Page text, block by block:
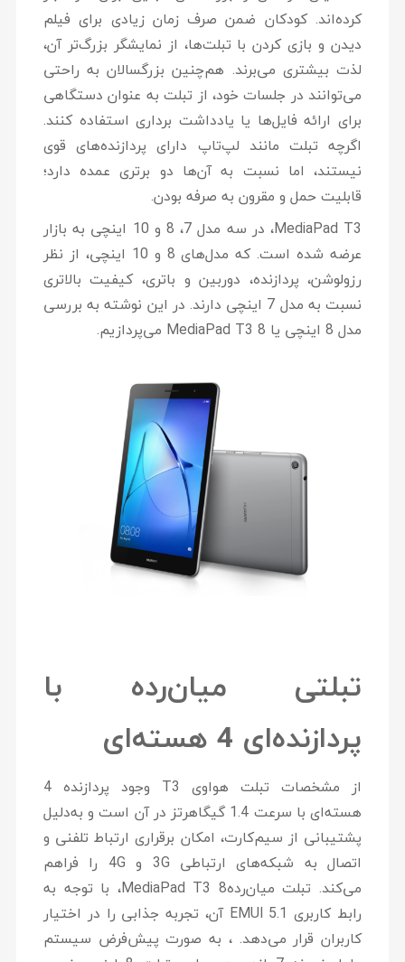
کرده‌اند. کودکان ضمن صرف زمان زیادی برای فیلم
دیدن و بازی کردن با تبلت‌ها، از نمایشگر بزرگ‌تر آن،
لذت بیشتری می‌برند. هم‌چنین بزرگسالان به راحتی
می‌توانند در جلسات خود، از تبلت به عنوان دستگاهی
برای ارائه فایل‌ها یا یادداشت برداری استفاده کنند.
اگرچه تبلت‌ مانند لپ‌تاپ‌ دارای پردازنده‌های قوی
نیستند، اما نسبت به آن‌ها دو برتری عمده دارد؛
قابلیت حمل و مقرون به صرفه بودن.
MediaPad T3، در سه مدل 7، 8 و 10 اینچی به بازار
عرضه شده است. که مدل‌های 8 و 10 اینچی، از نظر
رزولوشن، پردازنده، دوربین و باتری، کیفیت بالاتری
نسبت به مدل 7 اینچی دارند. در این نوشته به بررسی
مدل 8 اینچی یا MediaPad T3 8 می‌پردازیم.
تبلتی میان‌رده با
پردازنده‌ای 4 هسته‌ای
از مشخصات تبلت هواوی T3 وجود پردازنده 4
هسته‌ای با سرعت 1.4 گیگاهرتز در آن است و به‌دلیل
پشتیبانی از سیم‌کارت، امکان برقراری ارتباط تلفنی و
اتصال به شبکه‌های ارتباطی 3G و 4G را فراهم
می‌کند. تبلت میان‌ردهMediaPad T3 8، با توجه به
رابط کاربری EMUI 5.1 آن، تجربه جذابی را در اختیار
کاربران قرار می‌دهد. ، به صورت پیش‌فرض سیستم